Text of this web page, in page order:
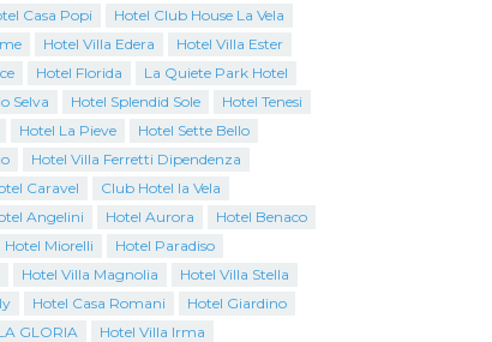
Casa Popi
Hotel Club House La Vela
Hotel Villa Edera
Hotel Villa Ester
Hotel Florida
La Quiete Park Hotel
Selva Hotel Splendid Sole
Hotel Tenesi
Hotel La Pieve
Hotel Sette Bello
Hotel Villa Ferretti Dipendenza
Caravel
Club Hotel la Vela
Angelini Hotel Aurora
Hotel Benaco
Hotel Miorelli
Hotel Paradiso
Hotel Villa Magnolia
Hotel Villa Stella
Hotel Casa Romani
Hotel Giardino
GLORIA
Hotel Villa Irma